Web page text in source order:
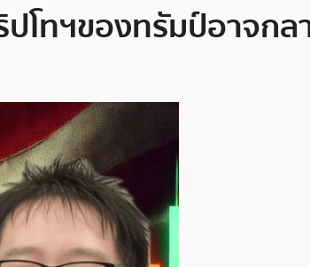
โทฯของทรัมป์อาจกล